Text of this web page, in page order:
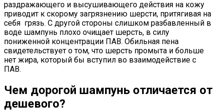
раздражающего и высушивающего действия на кожу
приводит к скорому загрязнению шерсти, притягивая на
себя грязь. С другой стороны слишком разбавленный в
воде шампунь плохо очищает шерсть, в силу
пониженной концентрации ПАВ. Обильная пена
свидетельствует о том, что шерсть промыта и больше
нет жира, который бы вступил во взаимодействие с
ПАВ.
Чем дорогой шампунь отличается от
дешевого?